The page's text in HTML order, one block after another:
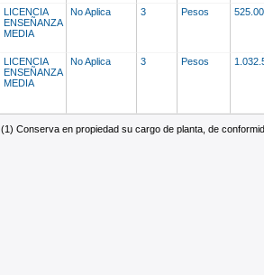
LICENCIA
ENSEÑANZA
MEDIA
No Aplica 3 Pesos
LICENCIA
ENSEÑANZA
MEDIA
No Aplica 3 Pesos
(1) Conserva en propiedad su cargo de planta, de